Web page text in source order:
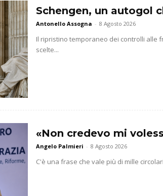
Schengen, un autogol
Antonello Assogna - 8 Agosto 2026
Il ripristino temporaneo dei controlli alle
scelte...
«Non credevo mi
Angelo Palmieri - 8 Agosto 2026
C'è una frase che vale più di mille